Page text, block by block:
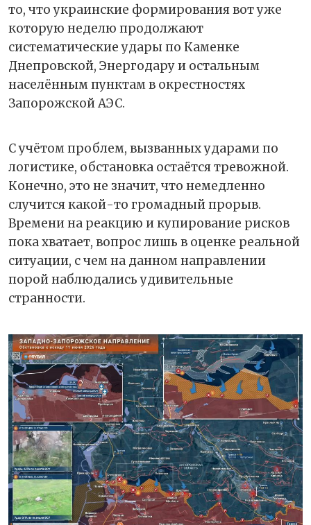
то, что украинские формирования вот уже
которую неделю продолжают
систематические удары по Каменке
Днепровской, Энергодару и остальным
населённым пунктам в окрестностях
Запорожской АЭС.
С учётом проблем, вызванных ударами по
логистике, обстановка остаётся тревожной.
Конечно, это не значит, что немедленно
случится какой-то громадный прорыв.
Времени на реакцию и купирование рисков
пока хватает, вопрос лишь в оценке реальной
ситуации, с чем на данном направлении
порой наблюдались удивительные
странности.